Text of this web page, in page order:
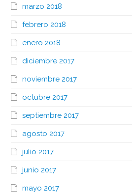
marzo 2018
febrero 2018
enero 2018
diciembre 2017
noviembre 2017
octubre 2017
septiembre 2017
agosto 2017
julio 2017
junio 2017
mayo 2017